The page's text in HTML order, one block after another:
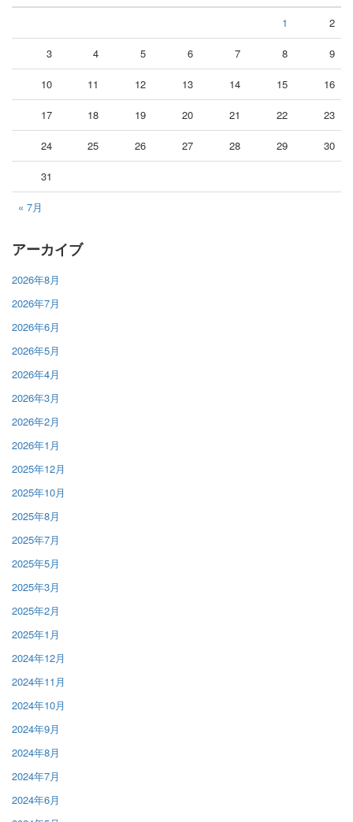
« 7月
1 2
3 4 5 6 7 8 9
10 11 12 13 14 15 16
17 18 19 20 21 22 23
24 25 26 27 28 29 30
31
アーカイブ
2026年8月
2026年7月
2026年6月
2026年5月
2026年4月
2026年3月
2026年2月
2026年1月
2025年12月
2025年10月
2025年8月
2025年7月
2025年5月
2025年3月
2025年2月
2025年1月
2024年12月
2024年11月
2024年10月
2024年9月
2024年8月
2024年7月
2024年6月